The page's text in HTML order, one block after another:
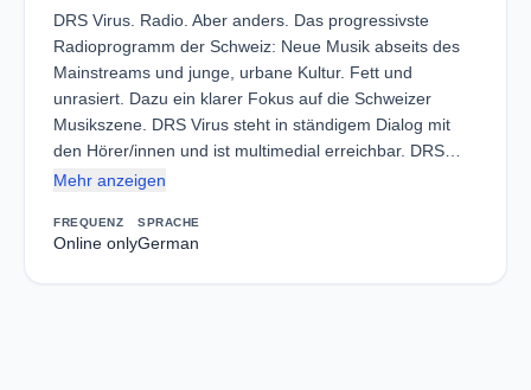
DRS Virus. Radio. Aber anders. Das progressivste
Radioprogramm der Schweiz: Neue Musik abseits des
Mainstreams und junge, urbane Kultur. Fett und
unrasiert. Dazu ein klarer Fokus auf die Schweizer
Musikszene. DRS Virus steht in ständigem Dialog mit
den Hörer/innen und ist multimedial erreichbar. DRS…
Mehr anzeigen
FREQUENZ
Online only
SPRACHE
German